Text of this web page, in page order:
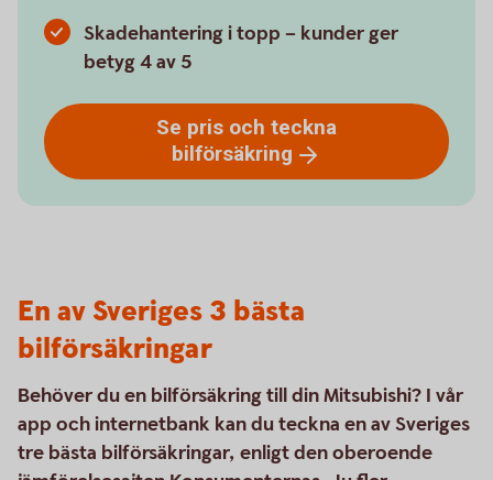
Skadehantering i topp – kunder ger
betyg 4 av 5
Se pris och teckna
bilförsäkring
En av Sveriges 3 bästa
bilförsäkringar
Behöver du en bilförsäkring till din Mitsubishi? I vår
app och internetbank kan du teckna en av Sveriges
tre bästa bilförsäkringar, enligt den oberoende